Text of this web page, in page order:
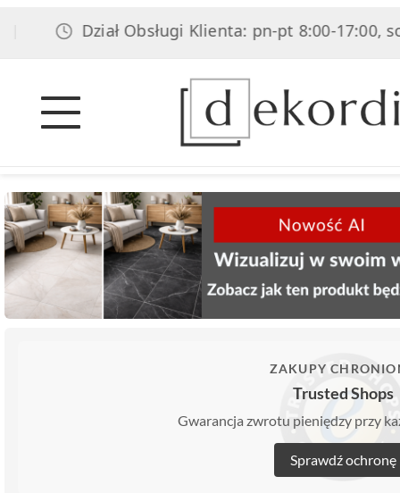
Dział Obsługi Klienta: pn-pt 8:00-17:00, sob
ZAKUPY
Trusted Shops
Gwarancja zwrotu pieniędzy przy
Sprawdź ochronę